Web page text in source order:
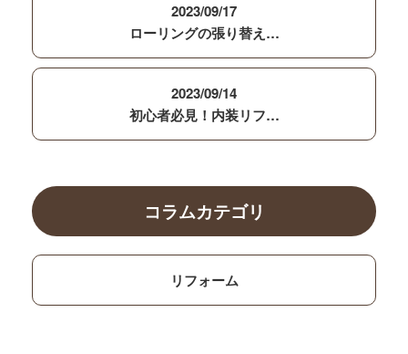
2023/09/17
ローリングの張り替え…
2023/09/14
初心者必見！内装リフ…
コラムカテゴリ
リフォーム